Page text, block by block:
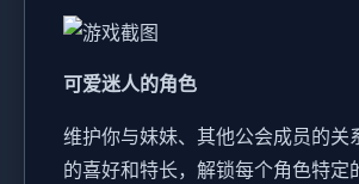
可爱迷人的角色
维护你与妹妹、其他公会成员的关
的喜好和特长，解锁每个角色特定